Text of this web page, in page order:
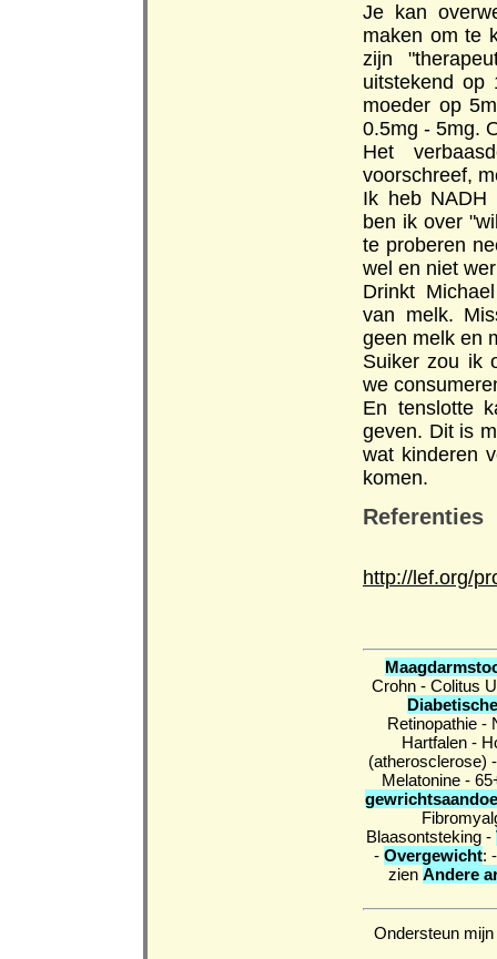
Je kan
maken om te
zijn
uitstekend op
moeder op
0.5mg - 5mg.
Het
voorschreef,
Ik heb NADH
ben ik over
te proberen
wel en niet
Drinkt
van melk.
geen melk en
Suiker zou ik
we
En tenslotte
geven. Dit is
wat kinderen
komen.
Referenties
http://lef.org/
Crohn - Colitus
Retinopathie -
Hartfalen-
(atherosclerose)
Melatonine-
Blaasontsteking -
- Overgewicht:
zien Andere
Ondersteun